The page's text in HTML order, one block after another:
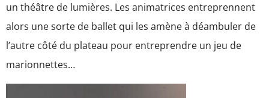
un théâtre de lumières. Les animatrices entreprennent
alors une sorte de ballet qui les amène à déambuler de
l’autre côté du plateau pour entreprendre un jeu de
marionnettes…